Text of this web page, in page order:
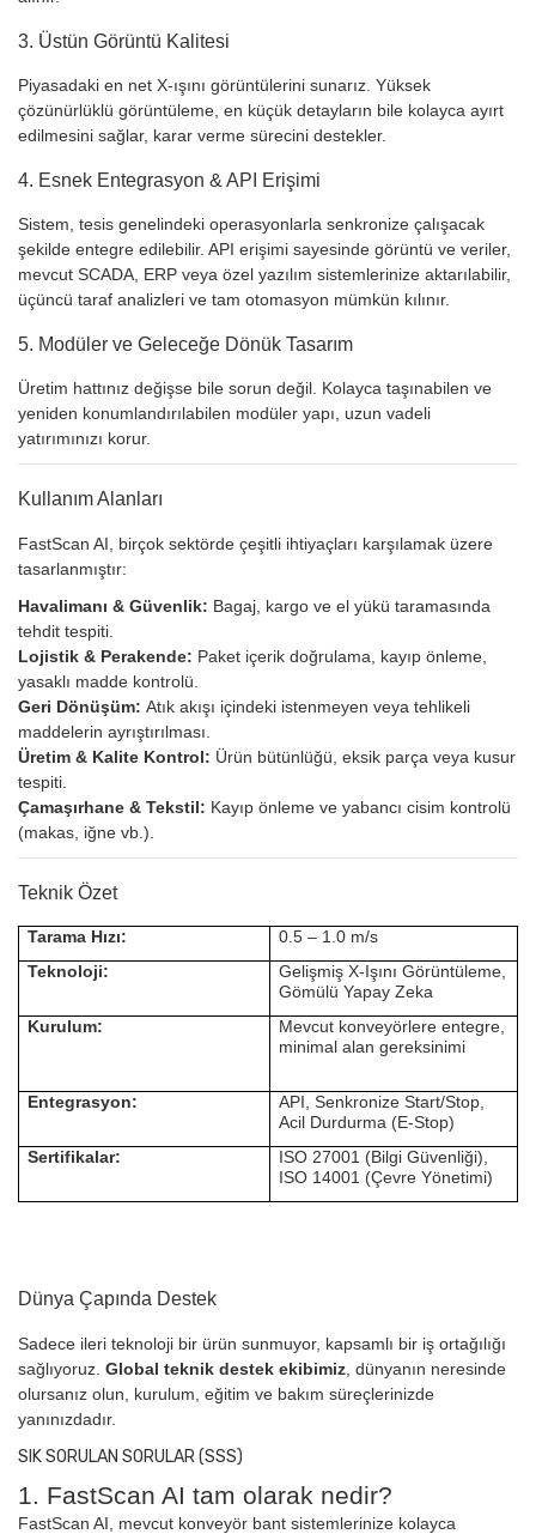
3. Üstün Görüntü Kalitesi
Piyasadaki en net X-ışını görüntülerini sunarız. Yüksek
çözünürlüklü görüntüleme, en küçük detayların bile kolayca ayırt
edilmesini sağlar, karar verme sürecini destekler.
4. Esnek Entegrasyon & API Erişimi
Sistem, tesis genelindeki operasyonlarla senkronize çalışacak
şekilde entegre edilebilir. API erişimi sayesinde görüntü ve veriler,
mevcut SCADA, ERP veya özel yazılım sistemlerinize aktarılabilir,
üçüncü taraf analizleri ve tam otomasyon mümkün kılınır.
5. Modüler ve Geleceğe Dönük Tasarım
Üretim hattınız değişse bile sorun değil. Kolayca taşınabilen ve
yeniden konumlandırılabilen modüler yapı, uzun vadeli
yatırımınızı korur.
Kullanım Alanları
FastScan AI, birçok sektörde çeşitli ihtiyaçları karşılamak üzere
tasarlanmıştır:
Havalimanı & Güvenlik: Bagaj, kargo ve el yükü taramasında
tehdit tespiti.
Lojistik & Perakende: Paket içerik doğrulama, kayıp önleme,
yasaklı madde kontrolü.
Geri Dönüşüm: Atık akışı içindeki istenmeyen veya tehlikeli
maddelerin ayrıştırılması.
Üretim & Kalite Kontrol: Ürün bütünlüğü, eksik parça veya kusur
tespiti.
Çamaşırhane & Tekstil: Kayıp önleme ve yabancı cisim kontrolü
(makas, iğne vb.).
Teknik Özet
Tarama Hızı:
0.5 – 1.0 m/s
Teknoloji:
Gelişmiş X-Işını Görüntüleme,
Gömülü Yapay Zeka
Kurulum:
Mevcut konveyörlere entegre,
minimal alan gereksinimi
Entegrasyon:
API, Senkronize Start/Stop,
Acil Durdurma (E-Stop)
Sertifikalar:
ISO 27001 (Bilgi Güvenliği),
ISO 14001 (Çevre Yönetimi)
Dünya Çapında Destek
Sadece ileri teknoloji bir ürün sunmuyor, kapsamlı bir iş ortağılığı
sağlıyoruz. Global teknik destek ekibimiz , dünyanın neresinde
olursanız olun, kurulum, eğitim ve bakım süreçlerinizde
yanınızdadır.
SIK SORULAN SORULAR (SSS)
1. FastScan AI tam olarak nedir?
FastScan AI, mevcut konveyör bant sistemlerinize kolayca